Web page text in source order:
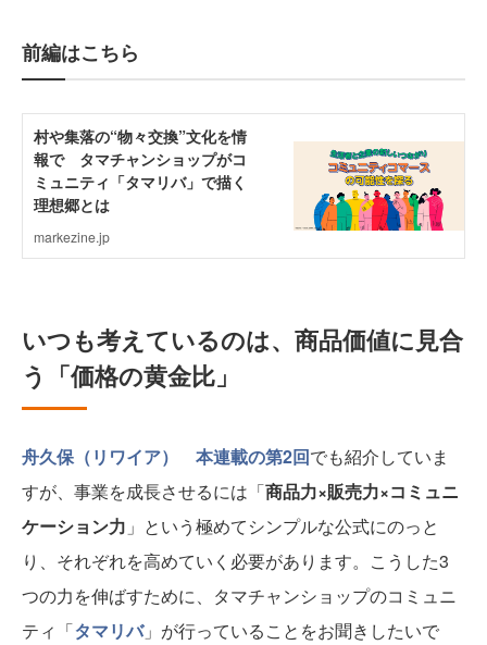
前編はこちら
いつも考えているのは、商品価値に見合
う「価格の黄金比」
舟久保（リワイア） 本連載の第2回でも紹介していま
すが、事業を成長させるには「商品力×販売力×コミュニ
ケーション力 」という極めてシンプルな公式にのっと
り、それぞれを高めていく必要があります。こうした3
つの力を伸ばすために、タマチャンショップのコミュニ
ティ「タマリバ」が行っていることをお聞きしたいで